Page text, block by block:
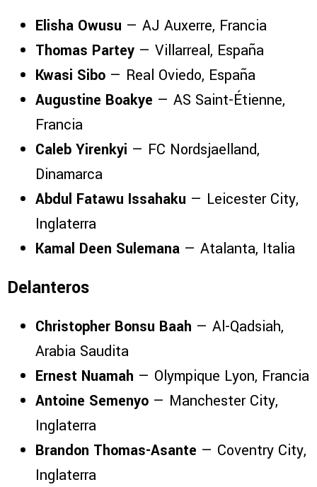
Elisha Owusu — AJ Auxerre, Francia
Thomas Partey — Villarreal, España
Kwasi Sibo — Real Oviedo, España
Augustine Boakye — AS Saint-Étienne,
Francia
Caleb Yirenkyi — FC Nordsjaelland,
Dinamarca
Abdul Fatawu Issahaku — Leicester City,
Inglaterra
Kamal Deen Sulemana — Atalanta, Italia
Delanteros
Christopher Bonsu Baah — Al-Qadsiah,
Arabia Saudita
Ernest Nuamah — Olympique Lyon, Francia
Antoine Semenyo — Manchester City,
Inglaterra
Brandon Thomas-Asante — Coventry City,
Inglaterra